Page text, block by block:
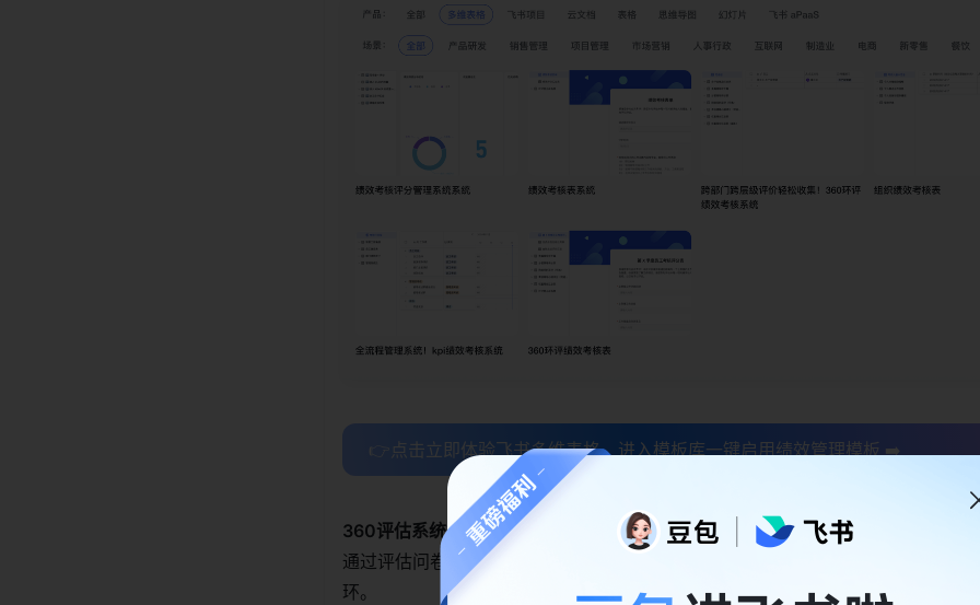
👉点击立即体验飞书多维表格，进入模板库一键启用绩效管理模板 ➡️
360评估系统模板
通过评估问卷发放+线上异步评估+自动计算结果+结果定制化推送，用多维表格形
环。